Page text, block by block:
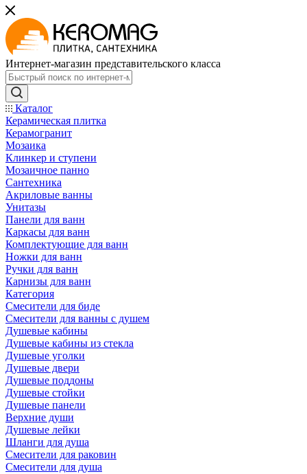
Интернет-магазин представительского класса
Каталог
Керамическая плитка
Керамогранит
Мозаика
Клинкер и ступени
Мозаичное панно
Сантехника
Акриловые ванны
Унитазы
Панели для ванн
Каркасы для ванн
Комплектующие для ванн
Ножки для ванн
Ручки для ванн
Карнизы для ванн
Категория
Смесители для биде
Смесители для ванны с душем
Душевые кабины
Душевые кабины из стекла
Душевые уголки
Душевые двери
Душевые поддоны
Душевые стойки
Душевые панели
Верхние души
Душевые лейки
Шланги для душа
Смесители для раковин
Смесители для душа